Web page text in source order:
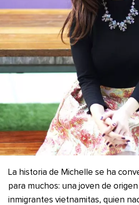
La historia de Michelle se ha
para muchos: una joven de
inmigrantes vietnamitas, quien